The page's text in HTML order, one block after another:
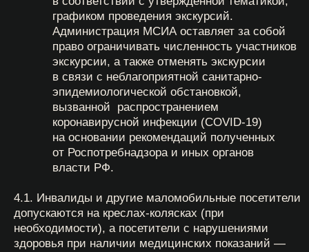
6.16. Перемещаться на территории помещений
МСИА на самокатах, велосипедах, роликовых
коньках и иных аналогичных транспортных
и спортивных средствах.
6.17. Проводить экскурсии и мероприятия,
предварительно не согласованные
с администрацией МСИА в письменной форме.
7. Посетителям МСИА в целях безопасности
7.1. При входе в МСИА ознакомиться с планом
эвакуации на случай чрезвычайных ситуаций. При
возникновении чрезвычайной ситуации
7.2. При пользовании лестницами держаться
за поручень, не перевешиваться через поручень,
держать малолетних детей за руку или на руках
и следить за их поведением на лестнице, не бегать.
7.3. Соблюдать следующие требования: